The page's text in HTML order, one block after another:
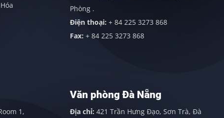
Điện thoại:+ 84 225 3273 868
+ 84 225 3273 868
Văn phòng Đà Nẵng
Địa chỉ:421 Trần Hưng Đạo, Sơn Trà, Đà